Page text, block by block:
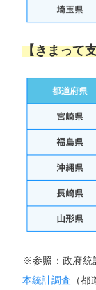
【きまって
※参照：政府
本統計調査 （都